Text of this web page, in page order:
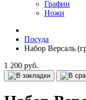
Графин
Ножи
Посуда
Набор Версаль
1 200 руб.